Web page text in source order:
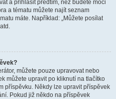
a přihlásit předtím, než budete moci
a tématu můžete najít seznam
máte. Například: „Můžete posílat
můžete pouze upravovat nebo
můžete upravit po kliknutí na tlačítko
příspěvku. Někdy lze upravit příspěvek
Pokud již někdo na příspěvek